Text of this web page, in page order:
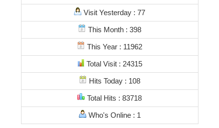
Visit Yesterday : 77
This Month : 398
This Year : 11962
Total Visit : 24315
Hits Today : 108
Total Hits : 83718
Who's Online : 1